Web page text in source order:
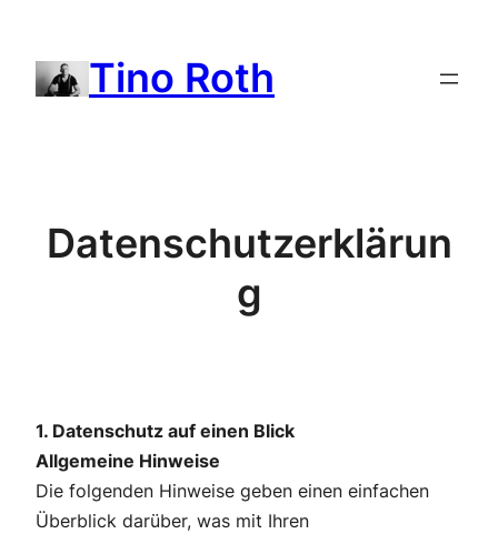
springen Tino Roth
Datenschutzerklärun
g
1. Datenschutz auf einen Blick
Allgemeine Hinweise
Die folgenden Hinweise geben einen einfachen
Überblick darüber, was mit Ihren